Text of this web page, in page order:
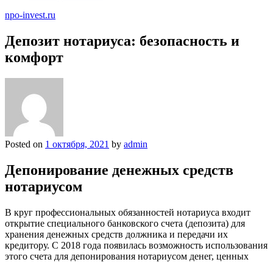
npo-invest.ru
Депозит нотариуса: безопасность и
комфорт
Posted on 1 октября, 2021 by admin
Депонирование денежных средств
нотариусом
В круг профессиональных обязанностей нотариуса входит
открытие специального банковского счета (депозита) для
хранения денежных средств должника и передачи их
кредитору. С 2018 года появилась возможность использования
этого счета для депонирования нотариусом денег, ценных